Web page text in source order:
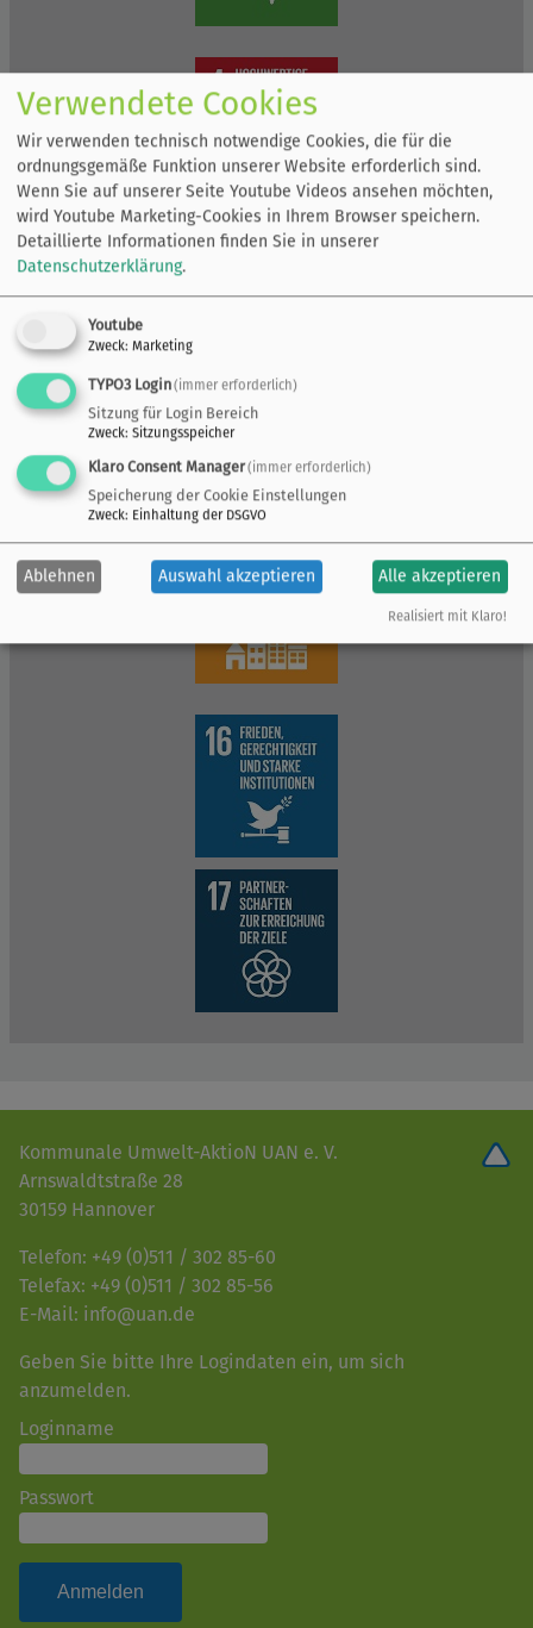
Kommunale Umwelt-AktioN UAN e. V.
Arnswaldtstraße 28
30159 Hannover
Telefon: +49 (0)511 / 302 85-60
Telefax: +49 (0)511 / 302 85-56
E-Mail: info@uan.de
Geben Sie bitte Ihre Logindaten ein, um sich
anzumelden.
Loginname
Passwort
Verwendete Cookies
Wir verwenden technisch notwendige Cookies, die für die
ordnungsgemäße Funktion unserer Website erforderlich sind.
Wenn Sie auf unserer Seite Youtube Videos ansehen möchten,
wird Youtube Marketing-Cookies in Ihrem Browser speichern.
Detaillierte Informationen finden Sie in unserer
Datenschutzerklärung.
Youtube
Zweck: Marketing
TYPO3 Login(immer erforderlich)
Sitzung für Login Bereich
Zweck: Sitzungsspeicher
Klaro Consent Manager(immer erforderlich)
Speicherung der Cookie Einstellungen
Zweck: Einhaltung der DSGVO
Ablehnen Auswahl akzeptieren Alle akzeptieren
Realisiert mit Klaro!